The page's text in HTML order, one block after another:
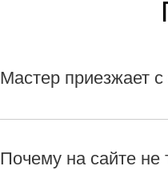
Мастер приезжает
Почему на сайте не